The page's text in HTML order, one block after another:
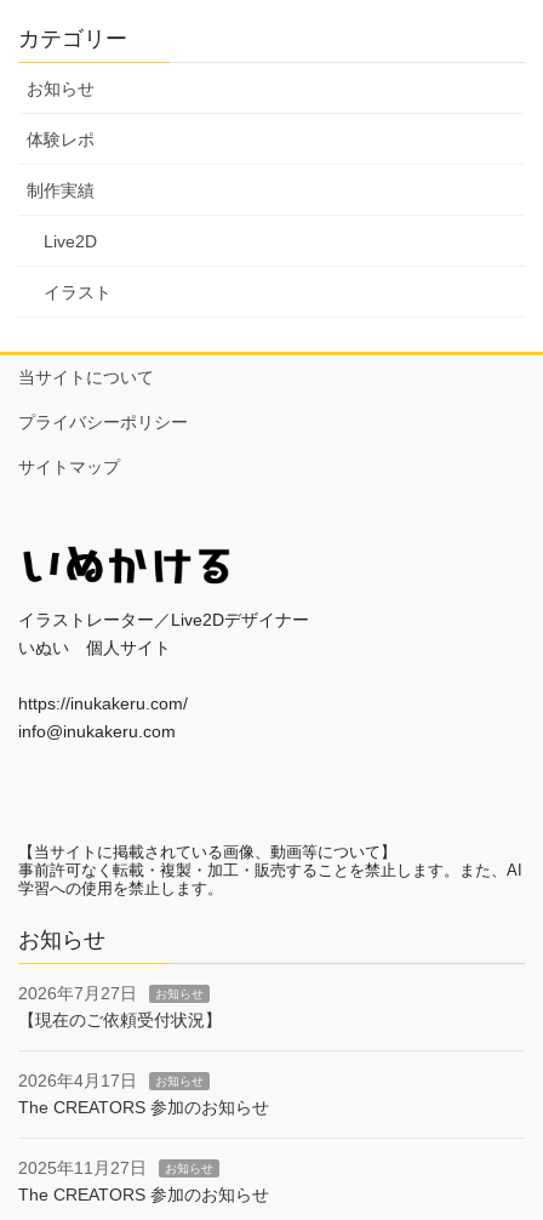
カテゴリー
お知らせ
体験レポ
制作実績
Live2D
イラスト
当サイトについて
プライバシーポリシー
サイトマップ
イラストレーター／Live2Dデザイナー
いぬい 個人サイト
https://inukakeru.com/
info@inukakeru.com
【当サイトに掲載されている画像、動画等について】
事前許可なく転載・複製・加工・販売することを禁止します。また、AI
学習への使用を禁止します。
お知らせ
2026年7月27日 お知らせ
【現在のご依頼受付状況】
2026年4月17日 お知らせ
The CREATORS 参加のお知らせ
2025年11月27日 お知らせ
The CREATORS 参加のお知らせ